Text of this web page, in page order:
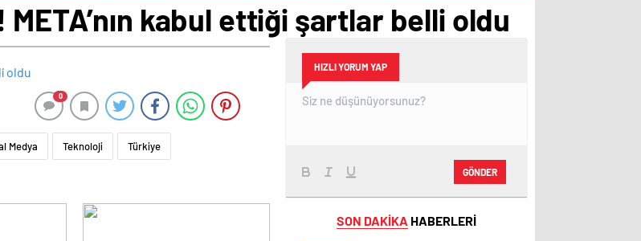
kabul ettiği şartlar belli oldu
0
Medya Teknoloji Türkiye
HIZLI YORUM YAP
GÖNDER
SON DAKİKA HABERLERİ